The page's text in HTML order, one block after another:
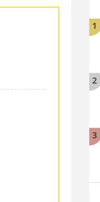
1
2
3